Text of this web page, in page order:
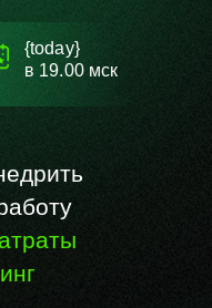
{today}
в 19.00 мск